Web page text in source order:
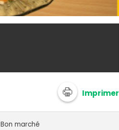
Imprimer
Bon marché